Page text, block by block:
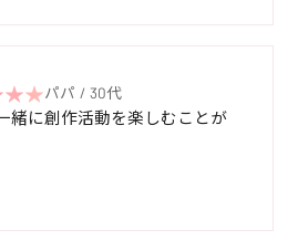
パパ / 30代
緒に創作活動を楽しむことが